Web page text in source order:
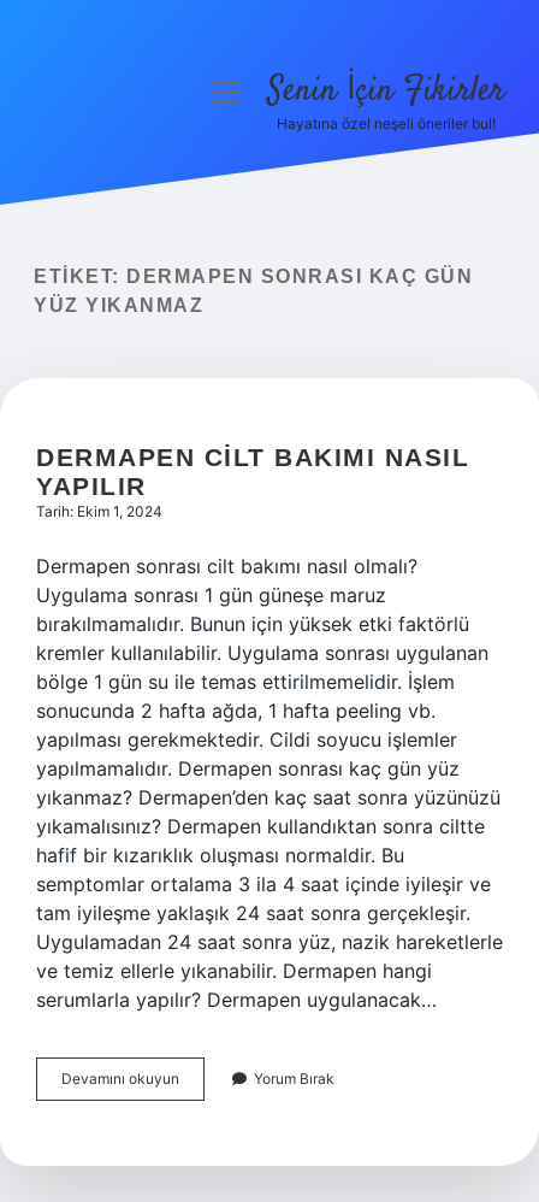
Yasal Uyarı
menüyüSenin İçin Fikirler
Hayatına özel neşeli öneriler bul!
ETIKET:
DERMAPEN SONRASI KAÇ GÜN
YÜZ YIKANMAZ
DERMAPEN CILT BAKIMI NASIL
YAPILIR
Tarih: Ekim 1, 2024
Dermapen sonrası cilt bakımı nasıl olmalı?
Uygulama sonrası 1 gün güneşe maruz
bırakılmamalıdır. Bunun için yüksek etki faktörlü
kremler kullanılabilir. Uygulama sonrası uygulanan
bölge 1 gün su ile temas ettirilmemelidir. İşlem
sonucunda 2 hafta ağda, 1 hafta peeling vb.
yapılması gerekmektedir. Cildi soyucu işlemler
yapılmamalıdır. Dermapen sonrası kaç gün yüz
yıkanmaz? Dermapen’den kaç saat sonra yüzünüzü
yıkamalısınız? Dermapen kullandıktan sonra ciltte
hafif bir kızarıklık oluşması normaldir. Bu
semptomlar ortalama 3 ila 4 saat içinde iyileşir ve
tam iyileşme yaklaşık 24 saat sonra gerçekleşir.
Uygulamadan 24 saat sonra yüz, nazik hareketlerle
ve temiz ellerle yıkanabilir. Dermapen hangi
serumlarla yapılır? Dermapen uygulanacak…
Devamını okuyun Dermapen
Cilt
Yapılır
Yorum Bırak